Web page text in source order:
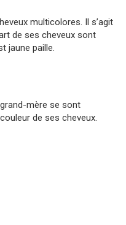
multicolores. Il s’agit
de ses cheveux sont
jaune paille.
mère se sont
de ses cheveux.